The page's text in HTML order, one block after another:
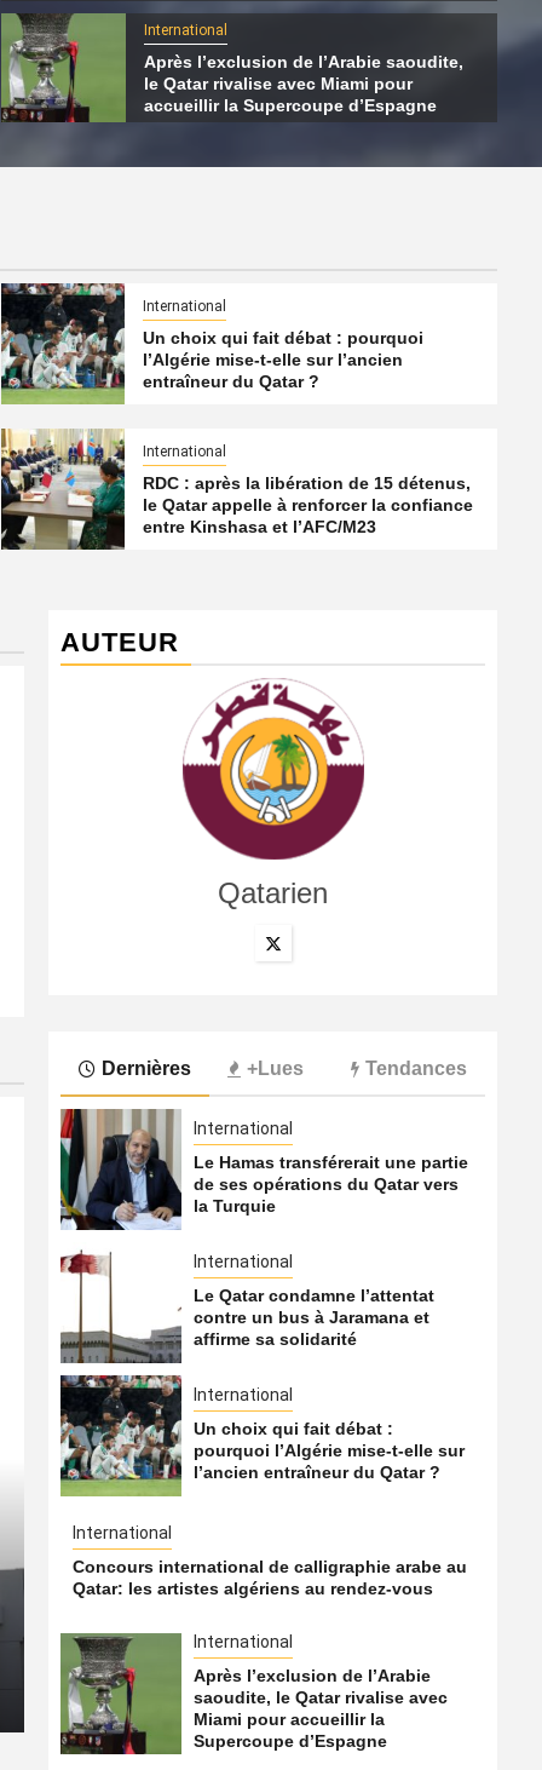
Hamas transférerait une partie de ses
du Qatar vers la Turquie
8 août 2026 Qatarien
International
Après l’exclusion de l’Arabie saoudite,
le Qatar rivalise avec Miami pour
accueillir la Supercoupe d’Espagne
International
Un choix qui fait débat : pourquoi
l’Algérie mise-t-elle sur l’ancien
entraîneur du Qatar ?
International
RDC : après la libération de 15 détenus,
le Qatar appelle à renforcer la confiance
entre Kinshasa et l’AFC/M23
Le Hamas transférerait une partie de ses opérations
International
Le Hamas transférerait
du Qatar vers la Turquie
8 août 2026 Qatarien
AUTEUR
Qatarien
Dernières +Lues Tendances
International
Le Hamas transférerait une partie
de ses opérations du Qatar vers
la Turquie
International
Le Qatar condamne l’attentat
contre un bus à Jaramana et
affirme sa solidarité
International
Un choix qui fait débat :
pourquoi l’Algérie mise-t-elle sur
l’ancien entraîneur du Qatar ?
International
Concours international de calligraphie arabe au
Qatar: les artistes algériens au rendez-vous
International
Après l’exclusion de l’Arabie
saoudite, le Qatar rivalise avec
Miami pour accueillir la
Supercoupe d’Espagne